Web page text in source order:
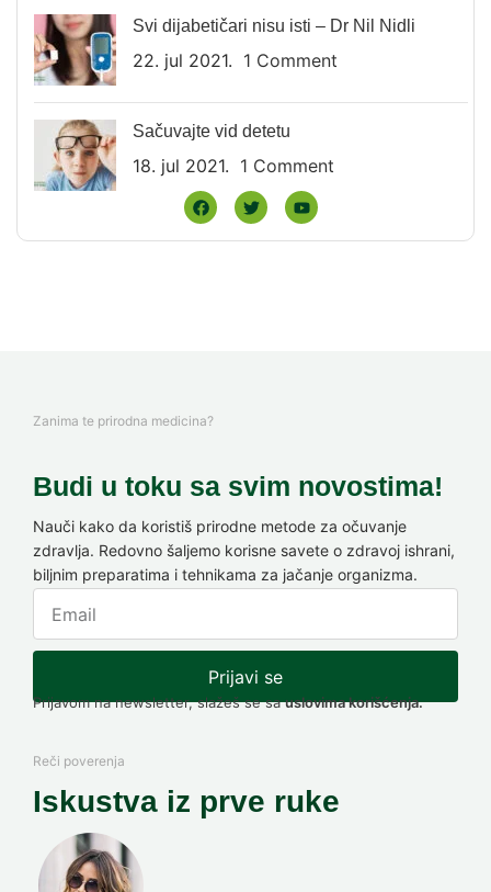
Svi dijabetičari nisu isti – Dr Nil Nidli
22. jul 2021. 1 Comment
Sačuvajte vid detetu
18. jul 2021. 1 Comment
Zanima te prirodna medicina?
Budi u toku sa svim novostima!
Nauči kako da koristiš prirodne metode za očuvanje
zdravlja. Redovno šaljemo korisne savete o zdravoj ishrani,
biljnim preparatima i tehnikama za jačanje organizma.
Prijavi se
Prijavom na newsletter, slažeš se sauslovima korišćenja.
Reči poverenja
Iskustva iz prve ruke